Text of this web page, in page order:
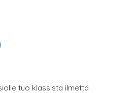
tuo klassista ilmettä